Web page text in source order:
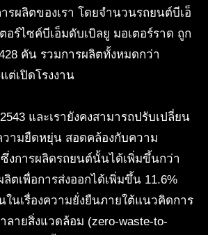
รผลิตของเรา โดยจำนวนรถยนต์บีเอ็
อร์ไซค์บีเอ็มดับเบิลยู มอเตอร์ราด ถูก
คัน รวมการผลิตทั้งหมดกว่า
ต่เปิดโรงงาน
และเรายังคงสามารถปรับเปลี่ยน
ามยืดหยุ่น สอดคล้องกับความ
งการผลิดรถยนต์นั้นได้เพิ่มขึ้นกว่า
ลิตเพื่อการส่งออกได้เพิ่มขึ้น 11.6%
ในเรื่องความยั่งยืนภายใต้แนวคิดการ
ลายสิ่งแวดล้อม (zero-waste-to-